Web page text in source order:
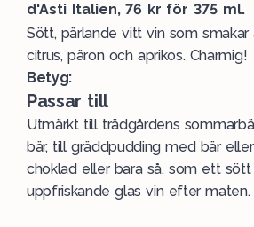
d'Asti Italien, 76 kr för 375 ml.
Sött, pärlande vitt vin som smakar
citrus, päron och aprikos. Charmig!
Betyg:
Passar till
Utmärkt till trädgårdens
bär, till gräddpudding med bär
choklad eller bara så, som ett
uppfriskande glas vin efter maten.